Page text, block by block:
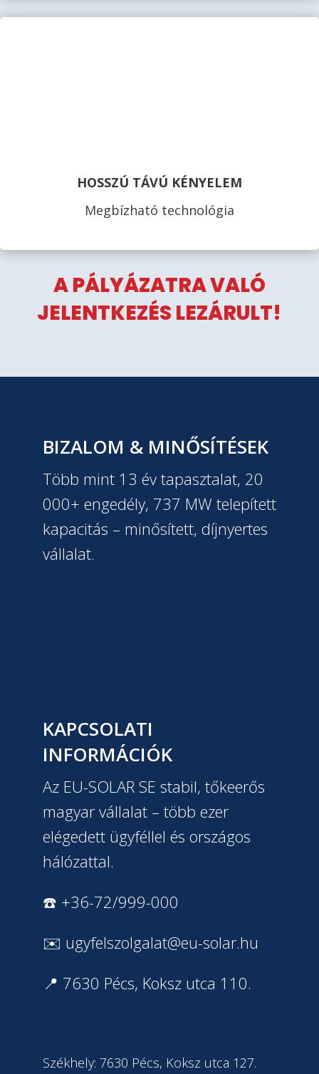
HOSSZÚ TÁVÚ KÉNYELEM
Megbízható technológia
A PÁLYÁZATRA VALÓ
JELENTKEZÉS LEZÁRULT!
BIZALOM & MINŐSÍTÉSEK
Több mint 13 év tapasztalat, 20
000+ engedély, 737 MW telepített
kapacitás – minősített, díjnyertes
vállalat.
KAPCSOLATI
INFORMÁCIÓK
Az EU-SOLAR SE stabil, tőkeerős
magyar vállalat – több ezer
elégedett ügyféllel és országos
hálózattal.
☎️ +36-72/999-000
✉️ ugyfelszolgalat@eu-solar.hu
📍 7630 Pécs, Koksz utca 110.
Székhely: 7630 Pécs, Koksz utca 127.